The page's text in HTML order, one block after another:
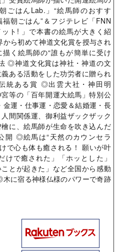
ごはんLab.」“絵馬師のおすす
朝ごはん”＆フジテレビ「FNN
ト! 」で本書の絵馬が大きく紹
ら初めて神道文化賞を授与され
描く絵馬師の“誰もが簡単に受け
◎神道文化賞は神社・神道の文
ある活動をした功労者に贈られ
統ある賞 ◎出雲大社・神田明
等の「百年開運大絵馬」特別公
運・仕事運・恋愛＆結婚運・長
間関係運、御利益ザックザック
に、絵馬師が生命を吹き込んだ
開 ◎絵馬は“天然のカウンセラ
で心も体も癒される！ 願いが叶
で癒された」「ホッとした」
ことが起きた」など全国から感動
に宿る神様仏様のパワーで奇跡